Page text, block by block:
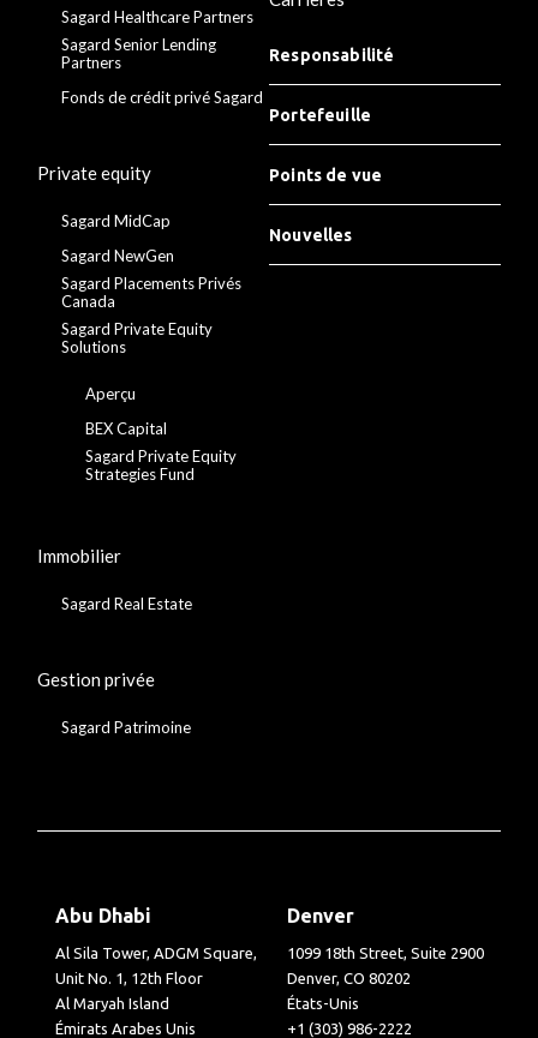
Sagard Healthcare Partners
Sagard Senior Lending
Partners
Fonds de crédit privé Sagard
Private equity
Sagard MidCap
Sagard NewGen
Sagard Placements Privés
Canada
Sagard Private Equity
Solutions
Aperçu
BEX Capital
Sagard Private Equity
Strategies Fund
Immobilier
Sagard Real Estate
Gestion privée
Sagard Patrimoine
Responsabilité
Portefeuille
Points de vue
Nouvelles
Abu Dhabi
Al Sila Tower, ADGM Square,
Unit No. 1, 12th Floor
Al Maryah Island
Émirats Arabes Unis
Denver
1099 18th Street, Suite 2900
Denver, CO 80202
États-Unis
+1 (303) 986-2222